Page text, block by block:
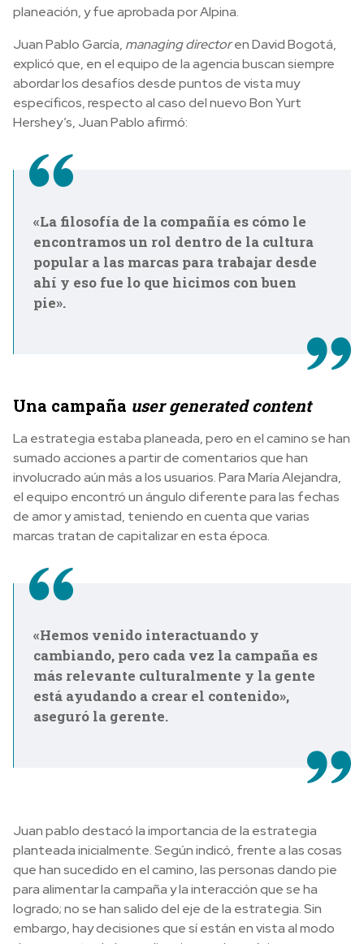
planeación, y fue aprobada por Alpina.
Juan Pablo García, managing directoren David Bogotá,
explicó que, en el equipo de la agencia buscan siempre
abordar los desafíos desde puntos de vista muy
específicos, respecto al caso del nuevo Bon Yurt
Hershey’s, Juan Pablo afirmó:
«La filosofía de la compañía es cómo le
encontramos un rol dentro de la cultura
popular a las marcas para trabajar desde
ahí y eso fue lo que hicimos con buen
pie».
Una campaña user generated content
La estrategia estaba planeada, pero en el camino se han
sumado acciones a partir de comentarios que han
involucrado aún más a los usuarios. Para María Alejandra,
el equipo encontró un ángulo diferente para las fechas
de amor y amistad, teniendo en cuenta que varias
marcas tratan de capitalizar en esta época.
«Hemos venido interactuando y
cambiando, pero cada vez la campaña es
más relevante culturalmente y la gente
está ayudando a crear el contenido»,
aseguró la gerente.
Juan pablo destacó la importancia de la estrategia
planteada inicialmente. Según indicó, frente a las cosas
que han sucedido en el camino, las personas dando pie
para alimentar la campaña y la interacción que se ha
logrado; no se han salido del eje de la estrategia. Sin
embargo, hay decisiones que sí están en vista al modo